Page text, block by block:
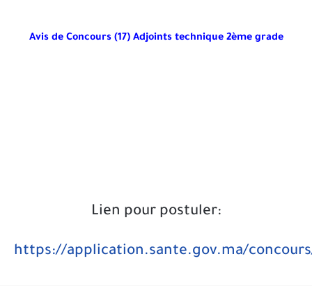
Avis de Concours (17) Adjoints technique 2ème grade
Lien pour postuler:
https://application.sante.gov.ma/